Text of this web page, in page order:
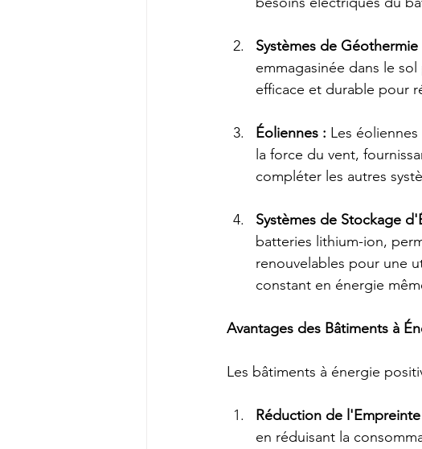
Systèmes de Géothermie
emmagasinée dans le
efficace et durable pour
Éoliennes : Les
la force du vent,
compléter les autres
Systèmes de Stockage
batteries lithium-ion,
renouvelables pour une
constant en énergie
Avantages des Bâtiments à
Les bâtiments à énergie
Réduction de
en réduisant la